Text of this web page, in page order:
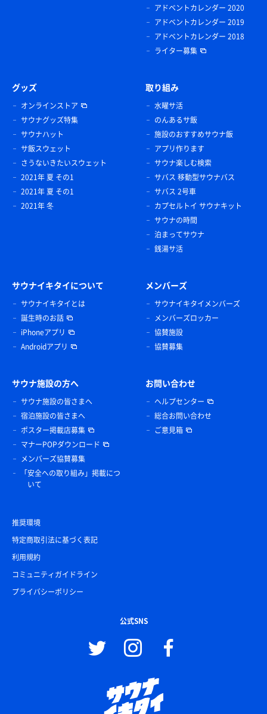
アドベントカレンダー 2020
アドベントカレンダー 2019
アドベントカレンダー 2018
ライター募集
グッズ
オンラインストア
サウナグッズ特集
サウナハット
サ飯スウェット
さうないきたいスウェット
2021年 夏 その1
2021年 夏 その1
2021年 冬
取り組み
水曜サ活
のんあるサ飯
施設のおすすめサウナ飯
アプリ作ります
サウナ楽しむ検索
サバス 移動型サウナバス
サバス 2号車
カプセルトイ サウナキット
サウナの時間
泊まってサウナ
銭湯サ活
サウナイキタイについて
サウナイキタイとは
誕生時のお話
iPhoneアプリ
Androidアプリ
メンバーズ
サウナイキタイメンバーズ
メンバーズロッカー
協賛施設
協賛募集
サウナ施設の方へ
サウナ施設の皆さまへ
宿泊施設の皆さまへ
ポスター掲載店募集
マナーPOPダウンロード
メンバーズ協賛募集
「安全への取り組み」掲載につ
いて
お問い合わせ
ヘルプセンター
総合お問い合わせ
ご意見箱
推奨環境
特定商取引法に基づく表記
利用規約
コミュニティガイドライン
プライバシーポリシー
公式SNS